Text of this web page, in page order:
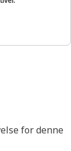
for denne